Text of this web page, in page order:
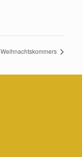
Weihnachtskommers